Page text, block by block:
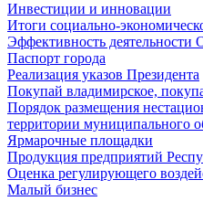
Инвестиции и инновации
Итоги социально-
Эффективность
Паспорт города
Реализация указов Президента
Покупай владимирское,
Порядок размещения
территории муниципального
Ярмарочные площадки
Продукция предприятий
Оценка регулирующего
Малый бизнес